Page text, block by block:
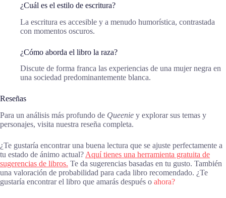
¿Cuál es el estilo de escritura?
La escritura es accesible y a menudo humorística, contrastada
con momentos oscuros.
¿Cómo aborda el libro la raza?
Discute de forma franca las experiencias de una mujer negra en
una sociedad predominantemente blanca.
Reseñas
Para un análisis más profundo de Queenie y explorar sus temas y
personajes, visita nuestra reseña completa.
¿Te gustaría encontrar una buena lectura que se ajuste perfectamente a
tu estado de ánimo actual? Aquí tienes una herramienta gratuita de
sugerencias de libros. Te da sugerencias basadas en tu gusto. También
una valoración de probabilidad para cada libro recomendado. ¿Te
gustaría encontrar el libro que amarás después o ahora?